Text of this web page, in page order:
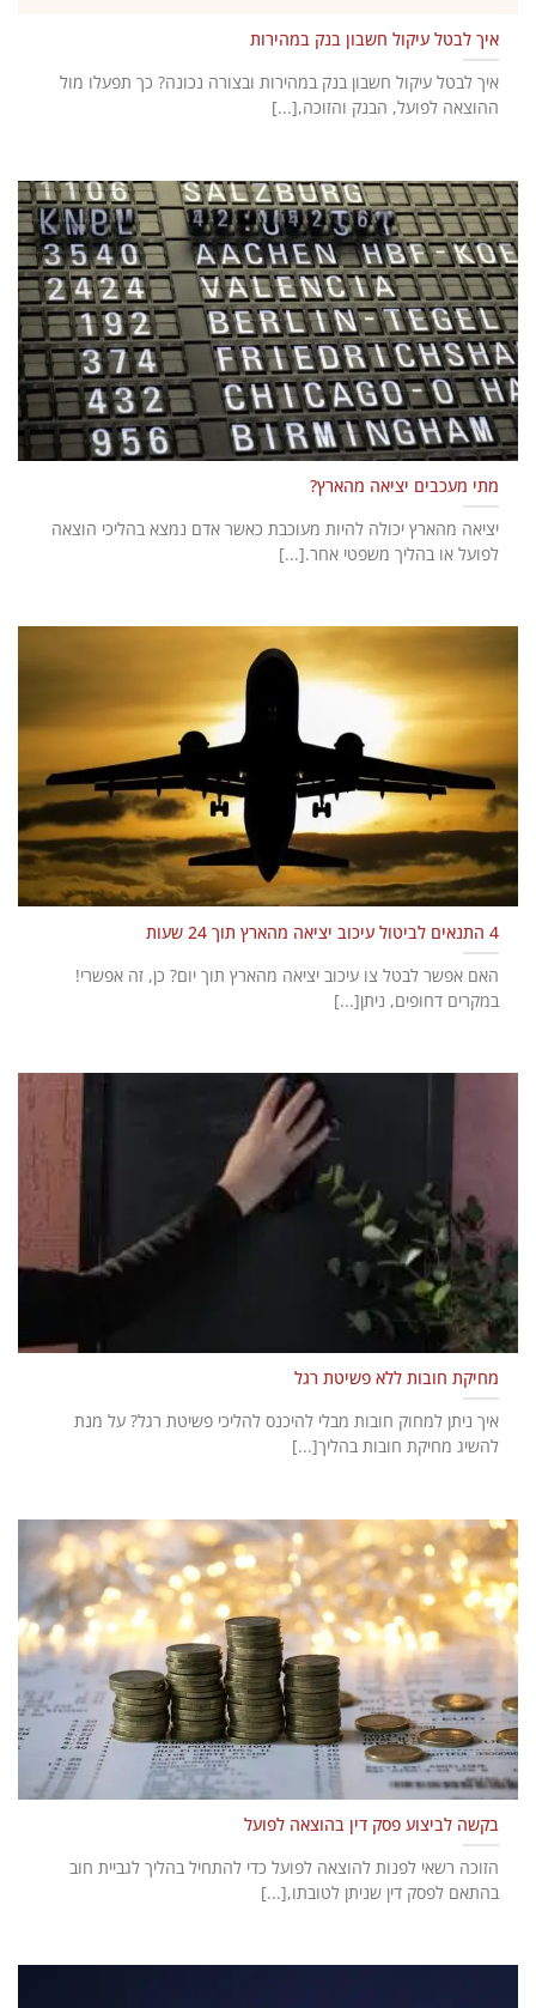
איך לבטל עיקול חשבון בנק במהירות
איך לבטל עיקול חשבון בנק במהירות ובצורה נכונה? כך תפעלו מול
ההוצאה לפועל, הבנק והזוכה,[...]
מתי מעכבים יציאה מהארץ?
יציאה מהארץ יכולה להיות מעוכבת כאשר אדם נמצא בהליכי הוצאה
לפועל או בהליך משפטי אחר.[...]
4 התנאים לביטול עיכוב יציאה מהארץ תוך 24 שעות
האם אפשר לבטל צו עיכוב יציאה מהארץ תוך יום? כן, זה אפשרי!
במקרים דחופים, ניתן[...]
מחיקת חובות ללא פשיטת רגל
איך ניתן למחוק חובות מבלי להיכנס להליכי פשיטת רגל? על מנת
להשיג מחיקת חובות בהליך[...]
בקשה לביצוע פסק דין בהוצאה לפועל
הזוכה רשאי לפנות להוצאה לפועל כדי להתחיל בהליך לגביית חוב
בהתאם לפסק דין שניתן לטובתו,[...]